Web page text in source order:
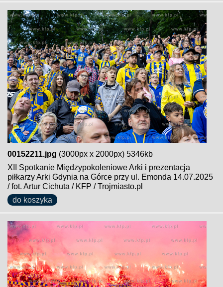
00152211.jpg (3000px x 2000px) 5346kb
XII Spotkanie Międzypokoleniowe Arki i prezentacja
piłkarzy Arki Gdynia na Górce przy ul. Emonda 14.07.2025
/ fot. Artur Cichuta / KFP / Trojmiasto.pl
do koszyka